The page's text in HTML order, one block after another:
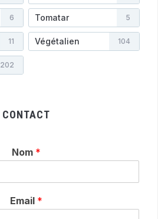
6 Tomatar 5
11 Végétalien 104
202
CONTACT
Nom *
Email *